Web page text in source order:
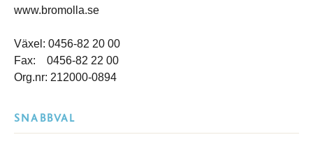
www.bromolla.se
Växel: 0456-82 20 00
Fax: 0456-82 22 00
Org.nr: 212000-0894
SNABBVAL